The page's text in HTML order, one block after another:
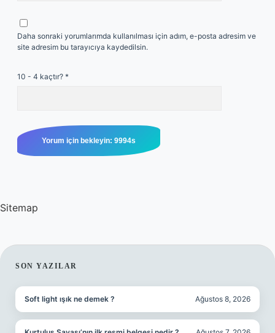
Daha sonraki yorumlarımda kullanılması için adım, e-posta adresim ve
site adresim bu tarayıcıya kaydedilsin.
10 - 4 kaçtır? *
Sitemap
SIDEBAR
SON YAZILAR
Soft light ışık ne demek ? Ağustos 8, 2026